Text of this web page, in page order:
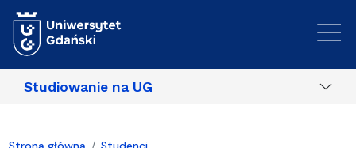
Studiowanie na UG